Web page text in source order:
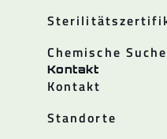
Chemische Suche
Kontakt
Kontakt
Standorte